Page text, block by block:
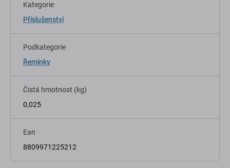
Kategorie
Příslušenství
Podkategorie
Řemínky
Čistá hmotnost (kg)
0,025
Ean
8809971225212